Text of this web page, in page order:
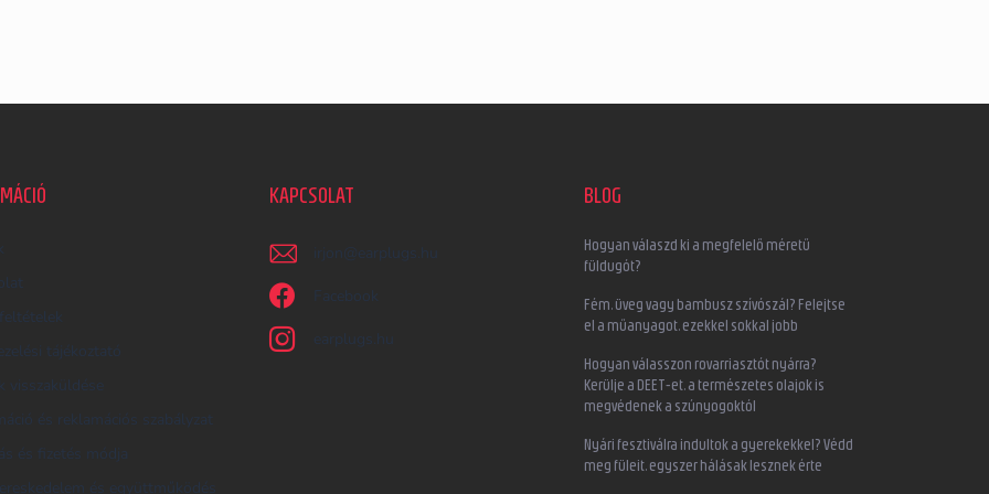
tájékoztató
visszaküldése
és reklamációs szabályzat
és fizetés módja
és együttműködés
KAPCSOLAT
irjon @ earplugs.hu
Facebook
earplugs.hu
BLOG
Hogyan válaszd ki a megfelelő méretű
füldugót?
Fém, üveg vagy bambusz szívószál? Felejtse
el a műanyagot, ezekkel sokkal jobb
Hogyan válasszon rovarriasztót nyárra?
Kerülje a DEET-et, a természetes olajok is
megvédenek a szúnyogoktól
Nyári fesztiválra indultok a gyerekekkel? Védd
meg füleit, egyszer hálásak lesznek érte